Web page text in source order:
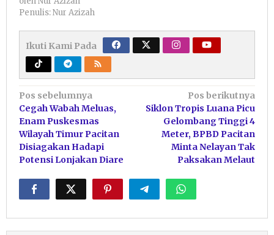
Penulis: Nur Azizah
Ikuti Kami Pada
Navigasi
pos
Pos sebelumnya
Cegah Wabah Meluas,
Enam Puskesmas
Wilayah Timur Pacitan
Disiagakan Hadapi
Potensi Lonjakan Diare
Pos berikutnya
Siklon Tropis Luana Picu
Gelombang Tinggi 4
Meter, BPBD Pacitan
Minta Nelayan Tak
Paksakan Melaut